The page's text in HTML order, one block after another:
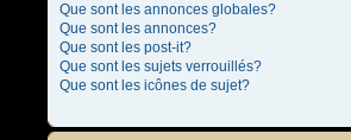
Que sont les annonces globales?
Que sont les annonces?
Que sont les post-it?
Que sont les sujets verrouillés?
Que sont les icônes de sujet?